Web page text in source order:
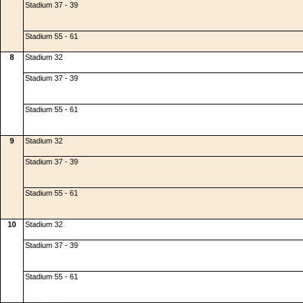
Stadium 37 - 39
Stadium 55 - 61
8
Stadium 32
Stadium 37 - 39
Stadium 55 - 61
9
Stadium 32
Stadium 37 - 39
Stadium 55 - 61
10
Stadium 32
Stadium 37 - 39
Stadium 55 - 61